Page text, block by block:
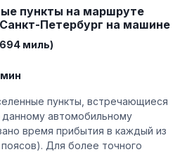
пункты на маршруте
Петербург на машине
миль)
мин
пункты, встречающиеся
данному автомобильному
время прибытия в каждый из
Для более точного